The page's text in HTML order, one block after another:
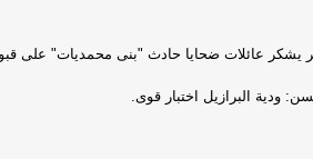
يشكر عائلات ضحايا حادث "بنى محمديات" على
ودية البرازيل اختبار قوى.